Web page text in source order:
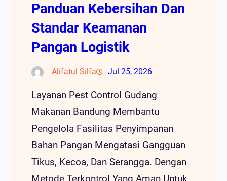
Panduan Kebersihan Dan
Standar Keamanan
Pangan Logistik
Alifatul Silfa Jul 25, 2026
Layanan Pest Control Gudang
Makanan Bandung Membantu
Pengelola Fasilitas Penyimpanan
Bahan Pangan Mengatasi Gangguan
Tikus, Kecoa, Dan Serangga. Dengan